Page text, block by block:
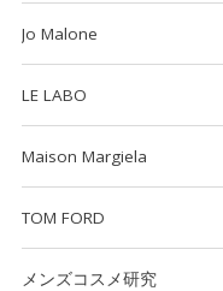
Jo Malone
LE LABO
Maison Margiela
TOM FORD
メンズコスメ研究